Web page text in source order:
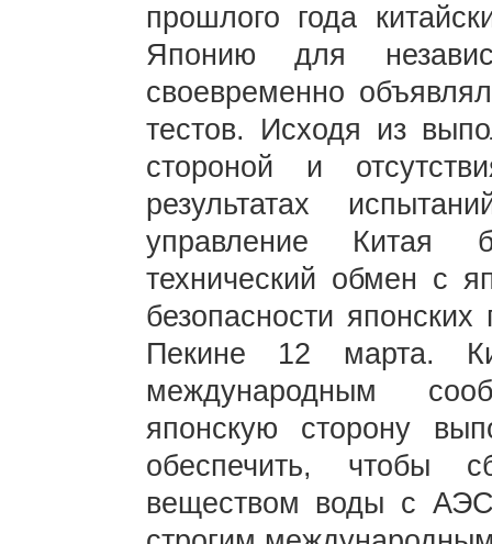
прошлого года
Японию для
своевременно
тестов. Исходя из
стороной и
результатах
управление Китая
технический обмен с
безопасности
Пекине 12 марта.
международным
японскую сторону
обеспечить, чтобы
веществом воды с